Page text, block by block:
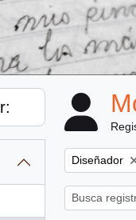
Remove
Diseñador